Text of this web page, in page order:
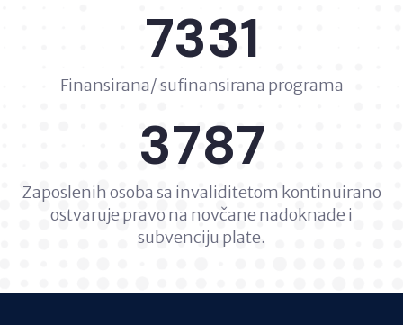
7331
Finansirana/ sufinansirana programa
3787
Zaposlenih osoba sa invaliditetom kontinuirano
ostvaruje pravo na novčane nadoknade i
subvenciju plate.